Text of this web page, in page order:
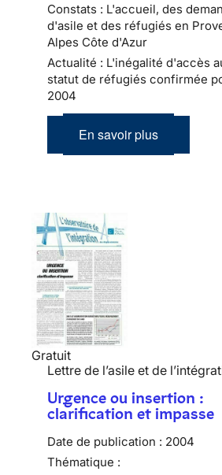
Constats : L'accueil, des
d'asile et des réfugiés en
Alpes Côte d'Azur
Actualité : L'inégalité d'accès
statut de réfugiés confirmée
2004
En savoir plus
Gratuit
Lettre de l’asile et de
Urgence ou insertion :
clarification et impasse
Date de publication : 2004
Thématique :